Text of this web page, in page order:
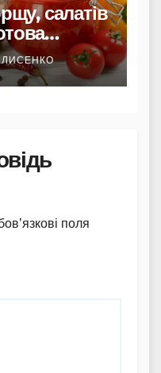
салатів
час і не
ЛИСЕНКО
поля